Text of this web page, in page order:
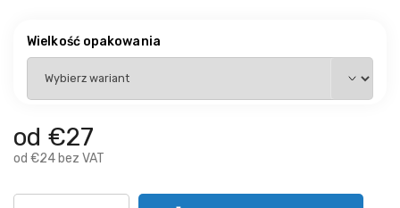
od €27
od €24 bez VAT
Wielkość opakowania